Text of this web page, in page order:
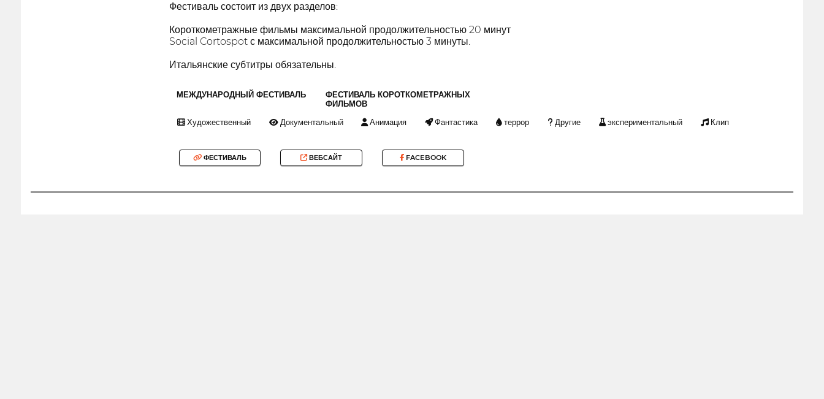
Фестиваль состоит из двух разделов:
Короткометражные фильмы максимальной продолжительностью 20 минут
Social Cortospot с максимальной продолжительностью 3 минуты.
Итальянские субтитры обязательны.
МЕЖДУНАРОДНЫЙ ФЕСТИВАЛЬ
ФЕСТИВАЛЬ КОРОТКОМЕТРАЖНЫХ
ФИЛЬМОВ
Художественный Документальный Анимация Фантастика террор Другие экспериментальный Клип
ФЕСТИВАЛЬ ВЕБСАЙТ FACEBOOK